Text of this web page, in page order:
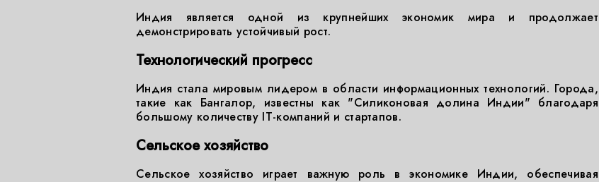
Индия является одной из крупнейших экономик мира и продолжает
демонстрировать устойчивый рост.
Технологический прогресс
Индия стала мировым лидером в области информационных технологий. Города,
такие как Бангалор, известны как "Силиконовая долина Индии" благодаря
большому количеству IT-компаний и стартапов.
Сельское хозяйство
Сельское хозяйство играет важную роль в экономике Индии, обеспечивая